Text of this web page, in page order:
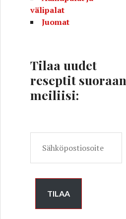
välipalat
Juomat
Tilaa uudet
reseptit suoraan
meiliisi:
h
TILAA